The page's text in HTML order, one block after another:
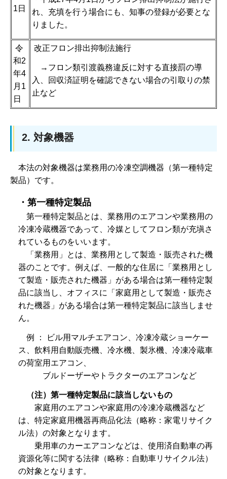
1日
れ、充填を行う場合にも、知事の登録が必要とな
りました。
令
和2
年4
月1
日
改正フロン排出抑制法施行
→フロン類引渡義務違反に対する直接罰の導
入、回収済証明を確認できない場合の引取りの禁
止など
2. 対象機器
本法の対象機器は業務用の冷凍空調機器（第一種特定
製品）です。
・第一種特定製品
第一種特定製品とは、業務用のエアコンや業務用の
冷凍冷蔵機器であって、冷媒としてフロン類が充塡さ
れているものをいいます。
「 業務用」とは、業務用として製造・販売された機
器のことです。例えば、一般的な住居に「業務用とし
て製造・販売された機器」がある場合は第一種特定製
品に該当し、オフィスに「家庭用として製造・販売さ
れた機器」がある場合は第一種特定製品に該当しませ
ん。
例 ： ビル用マルチエアコン、冷凍冷蔵ショーケー
ス、飲料用自動販売機、冷水機、製氷機、冷凍冷蔵車
の荷室用エアコン、
ブルドーザーやトラク ターのエアコンなど
（注）第一種特定製品に該当しないもの
家庭用のエアコンや家庭用の冷凍冷蔵機器など
は、特定家庭用機器再商品化法（略称：家電リサイク
ル法）の対象となります。
乗用車のカーエアコンなどは、使用済自動車の再
資源化等に関する法律（略称：自動車リサイクル法）
の対象となります。